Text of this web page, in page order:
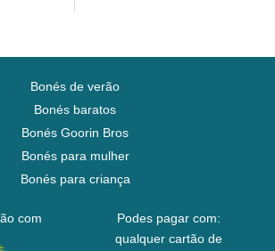
Bonés de verão
Bonés baratos
Bonés Goorin Bros
Bonés para mulher
Bonés para criança
com
Podes pagar com:
qualquer cartão de